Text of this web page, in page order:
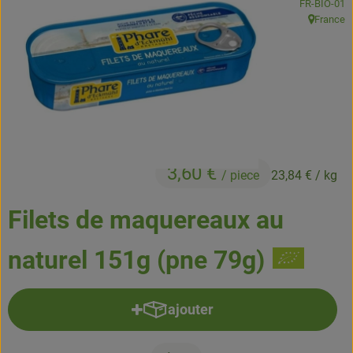
Accessoires et divers
Cosmétique et hygiène
Filets de maquereaux au
naturel 151g (pne 79g)
3,60 € / piece 23,84 € / kg
, Autorité
FR-BIO-01
, Origine:
France
ajouter
Ajouter le produit au panier